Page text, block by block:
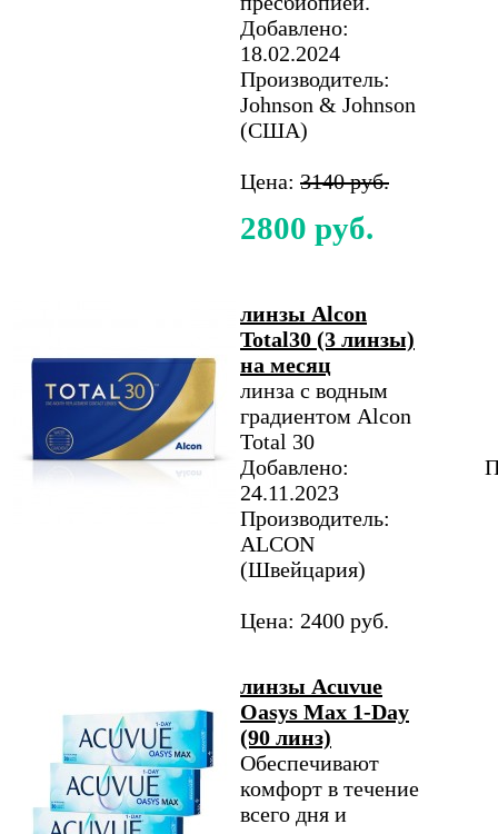
Добавлено:
18.02.2024
Производитель:
Johnson & Johnson
(США)
Цена: 3140 руб.
2800 руб.
линзы Alcon
Total30 (3 линзы)
на месяц
линза с водным
градиентом Alcon
Total 30
Добавлено:
24.11.2023
Производитель:
ALCON
(Швейцария)
Цена: 2400 руб.
линзы Acuvue
Oasys Max 1-Day
(90 линз)
Обеспечивают
комфорт в течение
всего дня и